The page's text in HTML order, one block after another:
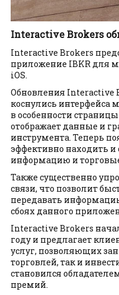
Interactive Brokers
​Interactive Brokers
приложение IBKR для
iOS.
Обновления Interactive
коснулись интерфейса
в особенности
отображает данные и
инструмента. Теперь
эффективно находить
информацию и
Также существенно
связи, что позволит
передавать
сбоях данного
Interactive Brokers
году и предлагает
услуг, позволяющих
торговлей, так и
становился
премий.